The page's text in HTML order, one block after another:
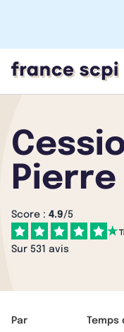
Pierre
Score : 4.9/5
Sur 531 avis
Par